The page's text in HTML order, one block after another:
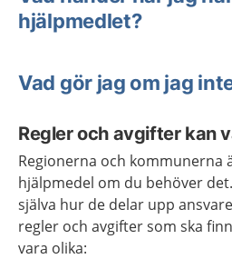
hjälpmedlet?
Vad gör jag om jag
Regler och avgifter kan
Regionerna och kommunerna
hjälpmedel om du behöver
själva hur de delar upp
regler och avgifter som ska
vara olika: